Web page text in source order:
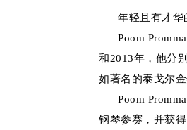
年轻且有才华的
Poom
和2013年，他分
如著名的泰戈尔
Poom
钢琴参赛，并获